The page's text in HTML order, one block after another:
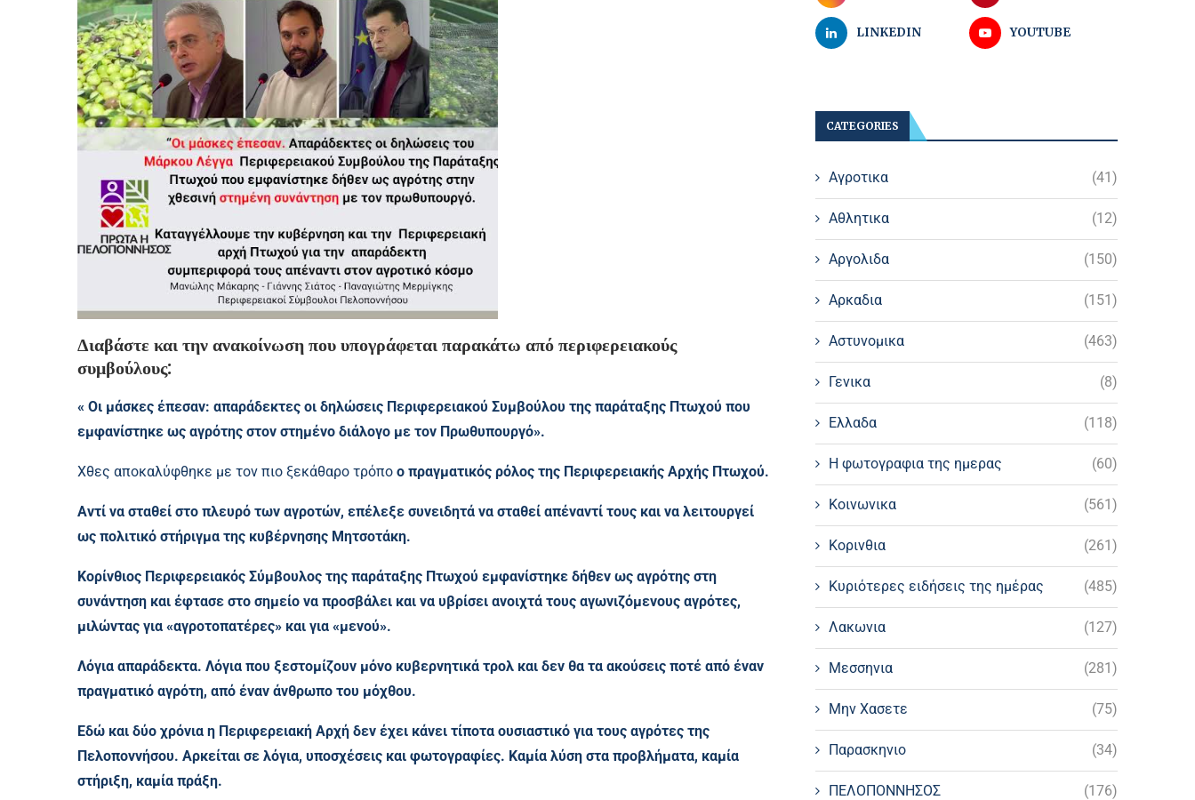
Διαβάστε και την ανακοίνωση που υπογράφεται παρακάτω από περιφερειακούς
συμβούλους:
« Οι μάσκες έπεσαν: απαράδεκτες οι δηλώσεις Περιφερειακού Συμβούλου της παράταξης Πτωχού που
εμφανίστηκε ως αγρότης στον στημένο διάλογο με τον Πρωθυπουργό».
Χθες αποκαλύφθηκε με τον πιο ξεκάθαρο τρόπο ο πραγματικός ρόλος της Περιφερειακής Αρχής Πτωχού.
Αντί να σταθεί στο πλευρό των αγροτών, επέλεξε συνειδητά να σταθεί απέναντί τους και να λειτουργεί
ως πολιτικό στήριγμα της κυβέρνησης Μητσοτάκη.
Κορίνθιος Περιφερειακός Σύμβουλος της παράταξης Πτωχού εμφανίστηκε δήθεν ως αγρότης στη
συνάντηση και έφτασε στο σημείο να προσβάλει και να υβρίσει ανοιχτά τους αγωνιζόμενους αγρότες,
μιλώντας για «αγροτοπατέρες» και για «μενού».
Λόγια απαράδεκτα. Λόγια που ξεστομίζουν μόνο κυβερνητικά τρολ και δεν θα τα ακούσεις ποτέ από έναν
πραγματικό αγρότη, από έναν άνθρωπο του μόχθου.
Εδώ και δύο χρόνια η Περιφερειακή Αρχή δεν έχει κάνει τίποτα ουσιαστικό για τους αγρότες της
Πελοποννήσου. Αρκείται σε λόγια, υποσχέσεις και φωτογραφίες. Καμία λύση στα προβλήματα, καμία
στήριξη, καμία πράξη.
LINKEDIN YOUTUBE
CATEGORIES
Αγροτικα (41)
Αθλητικα (12)
Αργολιδα (150)
Αρκαδια (151)
Αστυνομικα (463)
Γενικα (8)
Ελλαδα (118)
Η φωτογραφια της ημερας (60)
Κοινωνικα (561)
Κορινθια (261)
Κυριότερες ειδήσεις της ημέρας (485)
Λακωνια (127)
Μεσσηνια (281)
Μην Χασετε (75)
Παρασκηνιο (34)
ΠΕΛΟΠΟΝΝΗΣΟΣ (176)